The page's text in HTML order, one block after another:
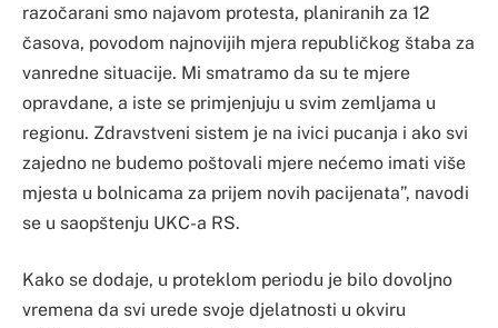
razočarani smo najavom protesta, planiranih za 12
časova, povodom najnovijih mjera republičkog štaba za
vanredne situacije. Mi smatramo da su te mjere
opravdane, a iste se primjenjuju u svim zemljama u
regionu. Zdravstveni sistem je na ivici pucanja i ako svi
zajedno ne budemo poštovali mjere nećemo imati više
mjesta u bolnicama za prijem novih pacijenata”, navodi
se u saopštenju UKC-a RS.
Kako se dodaje, u proteklom periodu je bilo dovoljno
vremena da svi urede svoje djelatnosti u okviru